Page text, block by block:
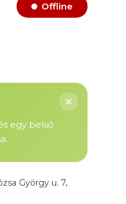
Offline
egy belső
György u. 7,